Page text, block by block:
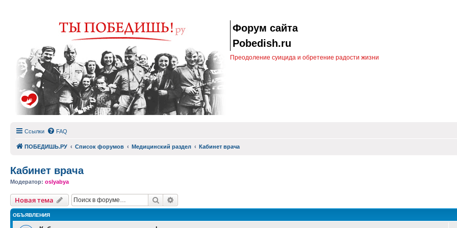
Форум сайта
Pobedish.ru
Преодоление суицида и обретение радости жизни
Ссылки FAQ
ПОБЕДИШЬ.РУ Список форумов Медицинский раздел Кабинет врача
Кабинет врача
Модератор: oslyabya
Новая тема Поиск
ОБЪЯВЛЕНИЯ